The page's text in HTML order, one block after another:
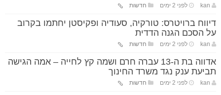
kan לפני 2 ימים חדשות
דיווח ברויטרס: טורקיה, סעודיה ופקיסטן יחתמו בקרוב
על הסכם הגנה הדדית
kan לפני 2 ימים חדשות
אדווה בת ה-13 עברה חרם ושמה קץ לחייה – אמה הגישה
תביעת ענק נגד משרד החינוך
kan לפני 2 ימים חדשות